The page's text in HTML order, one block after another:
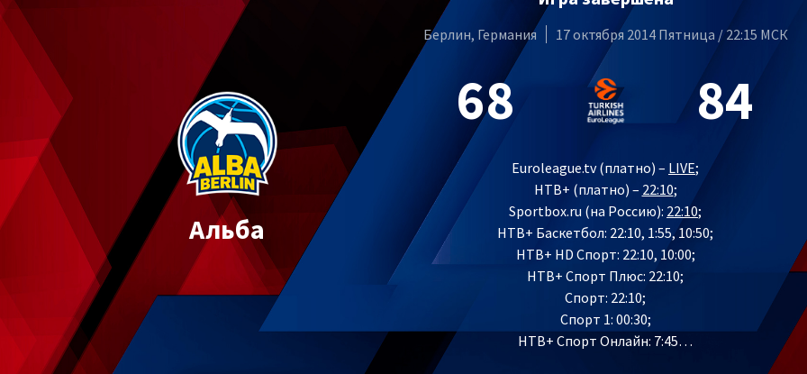
Альба
Берлин, Германия 17 октября 2014 Пятница / 22:15 МСК
68 84
Euroleague.tv (платно) – LIVE;
НТВ+ (платно) – 22:10;
Sportbox.ru (на Россию): 22:10;
НТВ+ Баскетбол: 22:10, 1:55, 10:50;
НТВ+ HD Спорт: 22:10, 10:00;
НТВ+ Спорт Плюс: 22:10;
Спорт: 22:10;
Спорт 1: 00:30;
НТВ+ Спорт Онлайн: 7:45…